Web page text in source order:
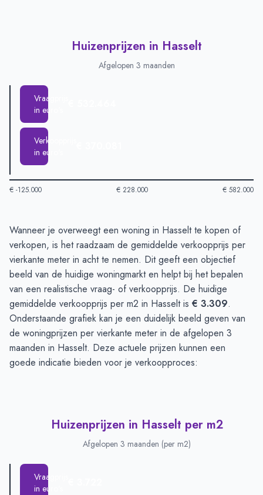
Huizenprijzen in Hasselt
Afgelopen 3 maanden
Vraagprijs
in euro's
Verkoopprijs
in euro's
€ -125.000 € 228.000 € 582.000
Huizenprijzen in Hasselt-Afgelopen 3 maanden
Type
Bedrag
Vraagprijs in euro's
€ 532.464
Verkoopprijs in euro's
€ 370.081
Wanneer je overweegt een woning in Hasselt te kopen of
verkopen, is het raadzaam de gemiddelde verkoopprijs per
vierkante meter in acht te nemen. Dit geeft een objectief
beeld van de huidige woningmarkt en helpt bij het bepalen
van een realistische vraag- of verkoopprijs. De huidige
gemiddelde verkoopprijs per m2 in Hasselt is € 3.309.
Onderstaande grafiek kan je een duidelijk beeld geven van
de woningprijzen per vierkante meter in de afgelopen 3
maanden in Hasselt. Deze actuele prijzen kunnen een
goede indicatie bieden voor je verkoopproces:
Huizenprijzen in Hasselt per m2
Afgelopen 3 maanden (per m2)
Vraagprijs
in euro's